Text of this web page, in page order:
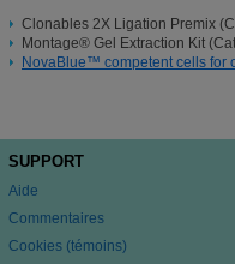
Clonables 2X Ligation Premix
Montage® Gel Extraction Kit
NovaBlue™ competent cells for
SUPPORT
Aide
Commentaires
Cookies (témoins)